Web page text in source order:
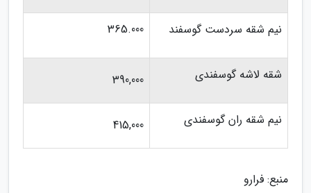
نیم شقه سردست گوسفند 365.000
شقه لاشه گوسفندی 390,000
نیم شقه ران گوسفندی 415,000
منبع: فرارو